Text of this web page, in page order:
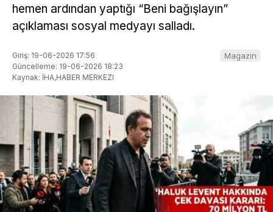
hemen ardından yaptığı “Beni bağışlayın”
açıklaması sosyal medyayı salladı.
Giriş: 19-06-2026 17:56
Güncelleme: 19-06-2026 18:23
Kaynak: İHA,HABER MERKEZI
Magazin